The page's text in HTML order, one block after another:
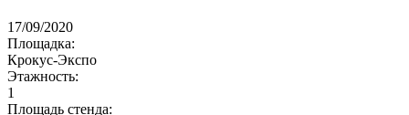
17/09/2020
Площадка:
Крокус-Экспо
Этажность:
1
Площадь стенда: